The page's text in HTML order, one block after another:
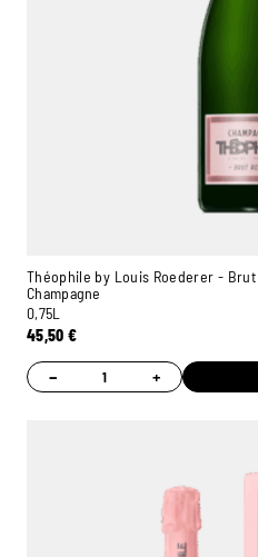
Théophile by Louis Roederer - Brut
Champagne
0,75L
45,50€
− +